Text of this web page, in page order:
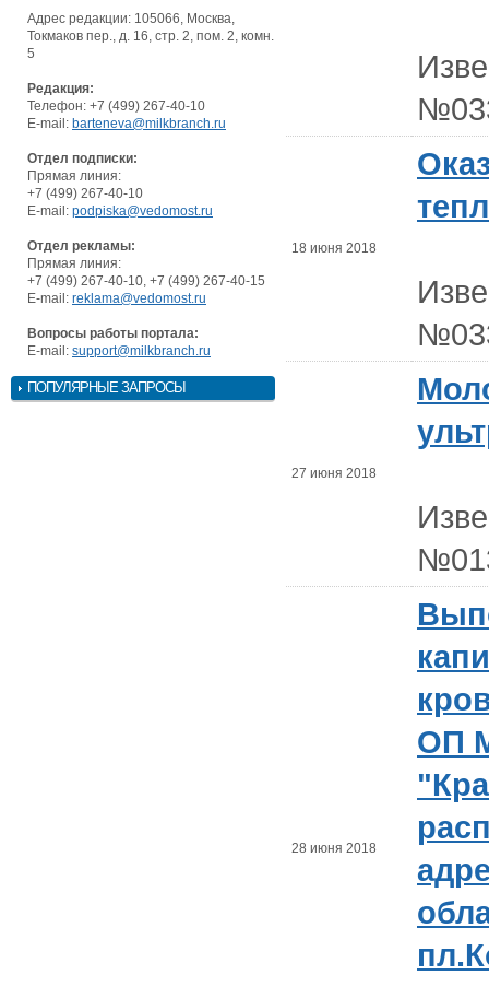
Адрес редакции: 105066, Москва,
Токмаков пер., д. 16, стр. 2, пом. 2, комн.
5
Редакция:
Телефон: +7 (499) 267-40-10
E-mail: barteneva@milkbranch.ru
Отдел подписки:
Прямая линия:
+7 (499) 267-40-10
E-mail: podpiska@vedomost.ru
Отдел рекламы:
Прямая линия:
+7 (499) 267-40-10, +7 (499) 267-40-15
E-mail: reklama@vedomost.ru
Вопросы работы портала:
E-mail: support@milkbranch.ru
ПОПУЛЯРНЫЕ ЗАПРОСЫ
18 июня 2018
27 июня 2018
28 июня 2018
ОП